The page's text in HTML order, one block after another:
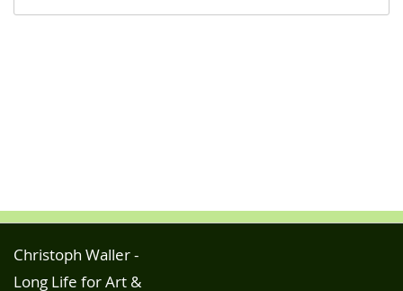
Christoph Waller -
Long Life for Art &